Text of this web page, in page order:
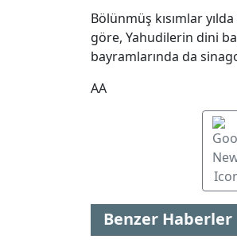
Bölünmüş kısımlar
göre, Yahudilerin dini
bayramlarında da
AA
Benzer Haberler